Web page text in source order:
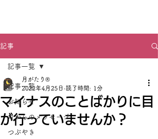
記事
記事一覧
お知らせ
月からのメッセージ
つぶやき
記事一覧
マイナスのことばかりに目
が行っていませんか？
月がたり®
2022年4月25日 読了時間: 1分